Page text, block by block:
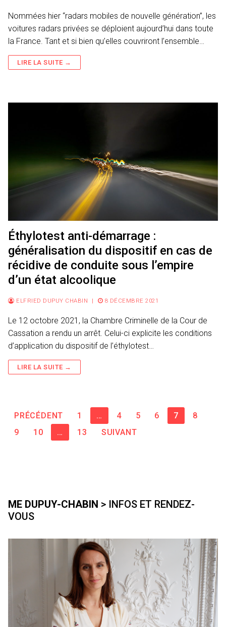
Nommées hier “radars mobiles de nouvelle génération”, les
voitures radars privées se déploient aujourd’hui dans toute
la France. Tant et si bien qu’elles couvriront l’ensemble…
LIRE LA SUITE →
Éthylotest anti-démarrage :
généralisation du dispositif en cas de
récidive de conduite sous l’empire
d’un état alcoolique
ELFRIED DUPUY CHABIN | 8 DÉCEMBRE 2021
Le 12 octobre 2021, la Chambre Criminelle de la Cour de
Cassation a rendu un arrêt. Celui-ci explicite les conditions
d’application du dispositif de l’éthylotest…
LIRE LA SUITE →
Pagination
des
publications
PRÉCÉDENT 1 … 4 5 6 7
8
9
10 … 13 SUIVANT
ME DUPUY-CHABIN > INFOS ET RENDEZ-
VOUS